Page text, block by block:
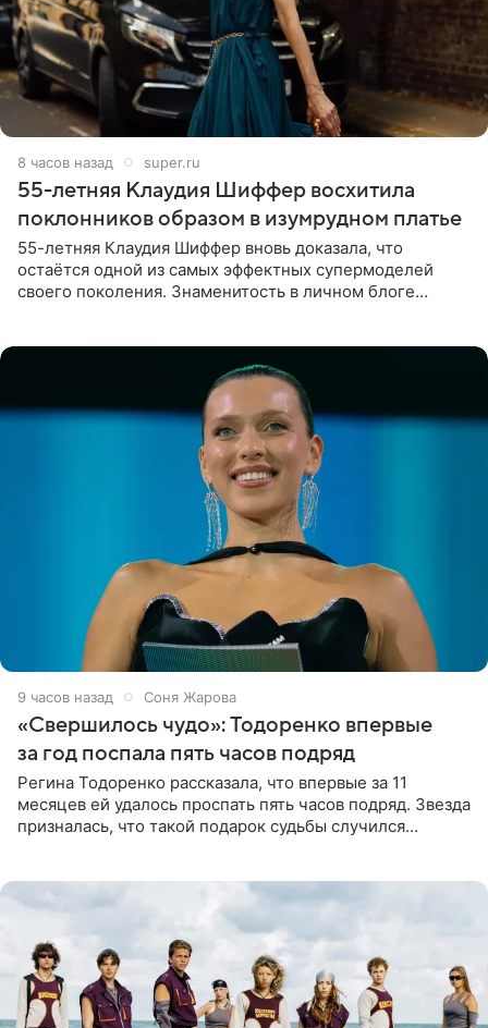
8 часов назад super.ru
55-летняя Клаудия Шиффер восхитила
поклонников образом в изумрудном платье
55-летняя Клаудия Шиффер вновь доказала, что
остаётся одной из самых эффектных супермоделей
своего поколения. Знаменитость в личном блоге
9 часов назад Соня Жарова
«Свершилось чудо»: Тодоренко впервые
за год поспала пять часов подряд
Регина Тодоренко рассказала, что впервые за 11
месяцев ей удалось проспать пять часов подряд. Звезда
призналась, что такой подарок судьбы случился